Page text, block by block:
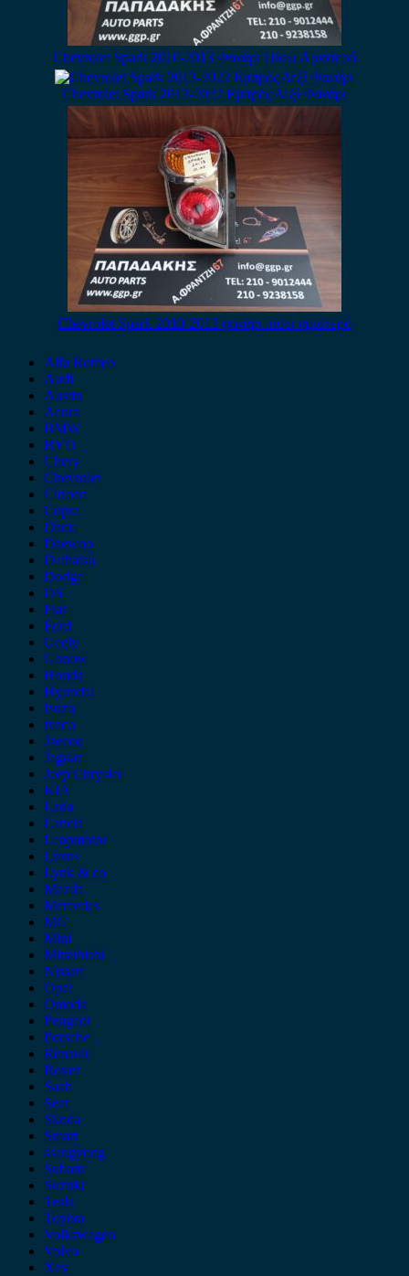
Chevrolet Spark 2010-2013 Φανάρι Πίσω Αριστερό
Chevrolet Spark 2013-2022 Εμπρός Δεξί Φανάρι
Chevrolet Spark 2010-2013 φανάρι πίσω αριστερό
Alfa Romeo
Audi
Austin
Acura
BMW
BYD
Chery
Chevrolet
Citroen
Cupra
Dacia
Daewoo
Daihatsu
Dodge
DS
Fiat
Ford
Geely
Gonow
Honda
Hyundai
Isuzu
iveco
Jaecoo
Jaguar
Jeep Chrysler
KIA
Lada
Lancia
Leapmotor
Lexus
Lynk & co
Mazda
Mercedes
MG
Mini
Mitsubishi
Nissan
Opel
Omoda
Peugeot
Porsche
Renault
Rover
Saab
Seat
Skoda
Smart
ssangyong
Subaru
Suzuki
Tesla
Toyota
Volkswagen
Volvo
Xev